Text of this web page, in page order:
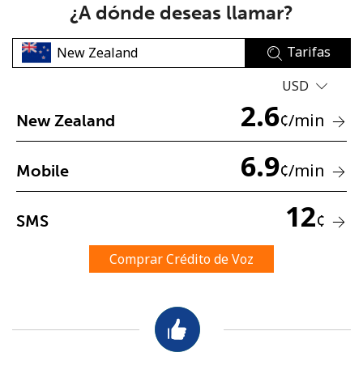
No se ha creado una contraseña
Una letra mayúscula y una minúscula
Un número
Mantente en contacto para recibir nuestras mejores
¿A dónde deseas llamar?
Tarifas
USD
New Zealand 2.6¢/min
Mobile 6.9¢/min
SMS 12¢
Comprar Crédito de Voz